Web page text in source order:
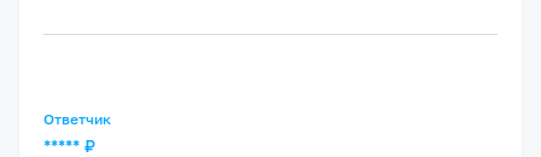
Ответчик
***** ₽